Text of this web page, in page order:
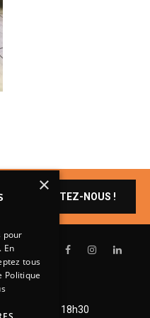
CONTACTEZ-NOUS !
et de 14h à 18h30
×
pour
En
tous
Politique